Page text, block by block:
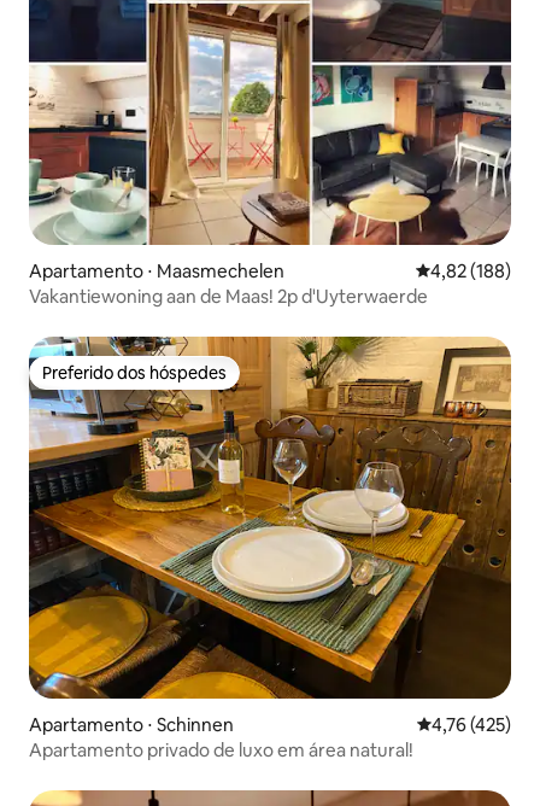
Apartamento ⋅ Maasmechelen 4,82 de uma
4,82 (188)
Vakantiewoning aan de Maas! 2p d'Uyterwaerde
Preferido dos hóspedes
Preferido dos hóspedes
Apartamento ⋅ Schinnen 4,76 de uma
4,76 (425)
Apartamento privado de luxo em área natural!